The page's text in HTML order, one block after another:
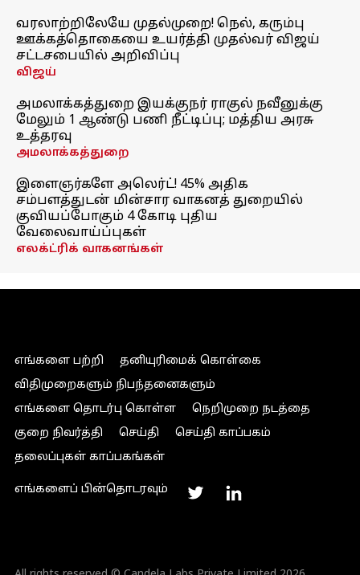
வரலாற்றிலேயே முதல்முறை! நெல், கரும்பு
ஊக்கத்தொகையை உயர்த்தி முதல்வர் விஜய்
சட்டசபையில் அறிவிப்பு
விஜய்
அமலாக்கத்துறை இயக்குநர் ராகுல் நவீனுக்கு
மேலும் 1 ஆண்டு பணி நீட்டிப்பு; மத்திய அரசு
உத்தரவு
அமலாக்கத்துறை
இளைஞர்களே அலெர்ட்! 45% அதிக
சம்பளத்துடன் மின்சார வாகனத் துறையில்
குவியப்போகும் 4 கோடி புதிய
வேலைவாய்ப்புகள்
எலக்ட்ரிக் வாகனங்கள்
எங்களை பற்றி
தனியுரிமைக் கொள்கை
விதிமுறைகளும் நிபந்தனைகளும்
எங்களை தொடர்பு கொள்ள
நெறிமுறை நடத்தை
குறை நிவர்த்தி
செய்தி
செய்தி காப்பகம்
தலைப்புகள் காப்பகங்கள்
எங்களைப் பின்தொடரவும்